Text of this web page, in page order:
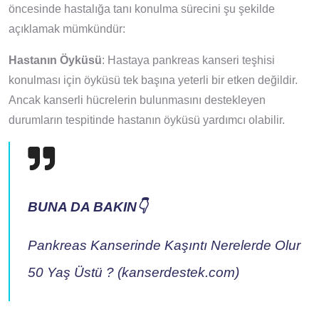
öncesinde hastalığa tanı konulma sürecini şu şekilde
açıklamak mümkündür:
Hastanın Öyküsü: Hastaya pankreas kanseri teşhisi
konulması için öyküsü tek başına yeterli bir etken değildir.
Ancak kanserli hücrelerin bulunmasını destekleyen
durumların tespitinde hastanın öyküsü yardımcı olabilir.
BUNA DA BAKIN👇
Pankreas Kanserinde Kaşıntı Nerelerde Olur
50 Yaş Üstü ? (kanserdestek.com)